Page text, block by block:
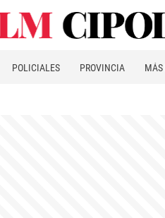
POLICIALES PROVINCIA MÁS